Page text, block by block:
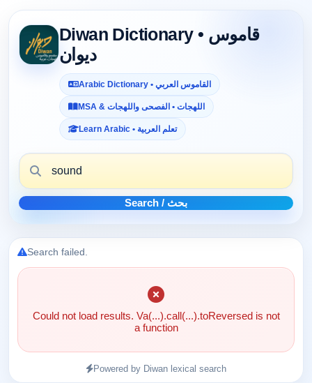
Diwan Dictionary • قاموس
ديوان
Arabic Dictionary • القاموس العربي
MSA & اللهجات • الفصحى واللهجات
Learn Arabic • تعلم العربية
Search / بحث
Search failed.
Could not load results. Va(...).call(...).toReversed is not
a function
Powered by Diwan lexical search